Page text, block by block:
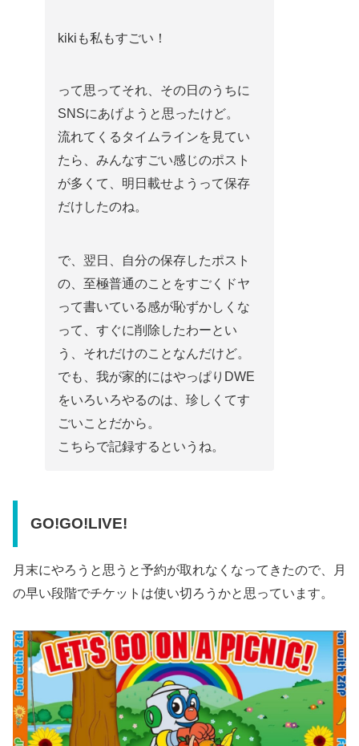
kikiも私もすごい！
って思ってそれ、その日のうちに
SNSにあげようと思ったけど。
流れてくるタイムラインを見てい
たら、みんなすごい感じのポスト
が多くて、明日載せようって保存
だけしたのね。
で、翌日、自分の保存したポスト
の、至極普通のことをすごくドヤ
って書いている感が恥ずかしくな
って、すぐに削除したわーとい
う、それだけのことなんだけど。
でも、我が家的にはやっぱりDWE
をいろいろやるのは、珍しくてす
ごいことだから。
こちらで記録するというね。
GO!GO!LIVE!
月末にやろうと思うと予約が取れなくなってきたので、月
の早い段階でチケットは使い切ろうかと思っています。